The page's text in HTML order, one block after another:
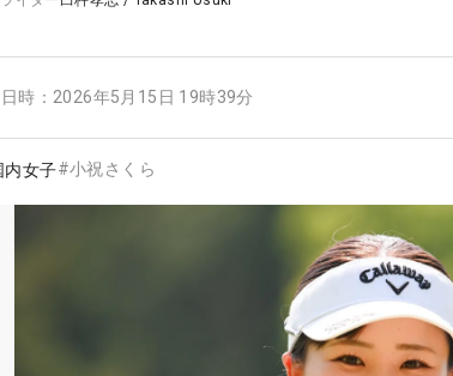
時： 2026年5月15日 19時39分
内女子#小祝さくら